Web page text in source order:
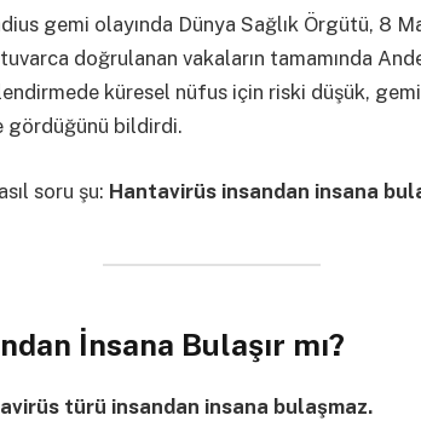
gemi olayında Dünya Sağlık Örgütü, 8
doğrulanan vakaların tamamında
küresel nüfus için riski düşük,
gördüğünü bildirdi.
soru şu: Hantavirüs insandan insana
İnsana Bulaşır mı?
türü insandan insana bulaşmaz.